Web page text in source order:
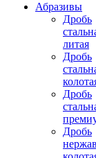
Абразивы
Дробь
литая
Дробь
Дробь
Дробь